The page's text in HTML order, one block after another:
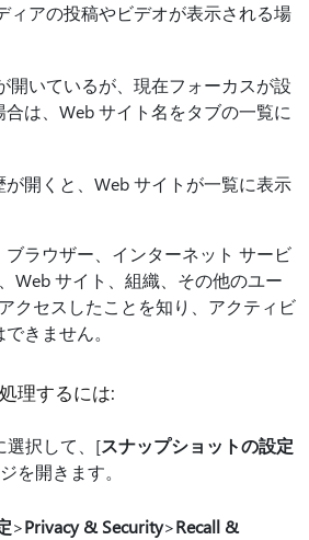
ィアの投稿やビデオが表示される場
開いているが、現在フォーカスが設
は、Web サイト名をタブの一覧に
開くと、Web サイトが一覧に表示
ラウザー、インターネット サービ
Web サイト、組織、その他のユー
クセスしたことを知り、アクティビ
きません。
理するには:
選択して、[スナップショットの設定
を開きます。
>Privacy & Security>Recall &